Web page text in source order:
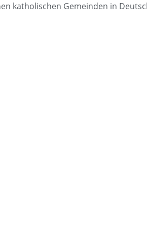
katholischen Gemeinden in